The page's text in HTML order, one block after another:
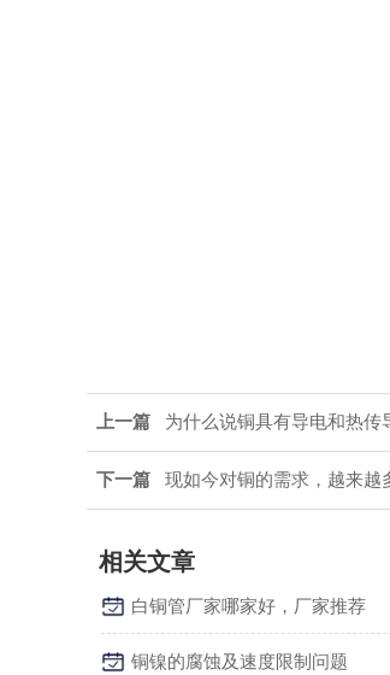
上一篇 为什么说铜具有导电和热传
下一篇 现如今对铜的需求，越来越
相关文章
白铜管厂家哪家好，厂家推荐
铜镍的腐蚀及速度限制问题